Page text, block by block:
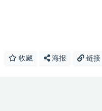
收藏 海报 链接